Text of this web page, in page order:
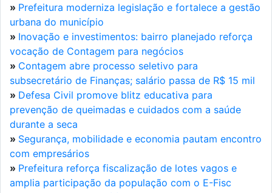
» Prefeitura moderniza legislação e fortalece a gestão
urbana do município
» Inovação e investimentos: bairro planejado reforça
vocação de Contagem para negócios
» Contagem abre processo seletivo para
subsecretário de Finanças; salário passa de R$ 15 mil
» Defesa Civil promove blitz educativa para
prevenção de queimadas e cuidados com a saúde
durante a seca
» Segurança, mobilidade e economia pautam encontro
com empresários
» Prefeitura reforça fiscalização de lotes vagos e
amplia participação da população com o E-Fisc